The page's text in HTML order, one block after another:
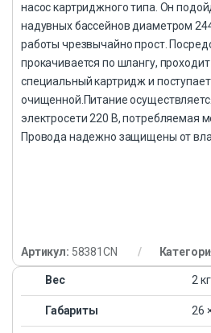
насос картриджного типа. Он
надувных бассейнов диаметром
работы чрезвычайно прост.
прокачивается по шлангу,
специальный картридж и
очищенной.Питание
электросети 220 В, потребляемая
Провода надежно защищены от
Артикул: 58381CN
Вес 2 кг
Габариты 26